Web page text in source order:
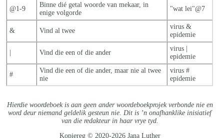
@1-9
Binne dié getal woorde van mekaar, in
enige volgorde
"wat lei"@7
& Vind al twee
virus &
epidemie
Vind die een of die ander
virus |
epidemie
#
Vind die een of die ander, maar nie al twee
nie
virus #
epidemie
Hierdie woordeboek is aan geen ander woordeboekprojek verbonde nie en
word deur niemand geldelik gesteun nie. Dit is ’n onafhanklike inisiatief
van die redakteur in haar vrye tyd.
Kopiereg © 2020-2026 Jana Luther